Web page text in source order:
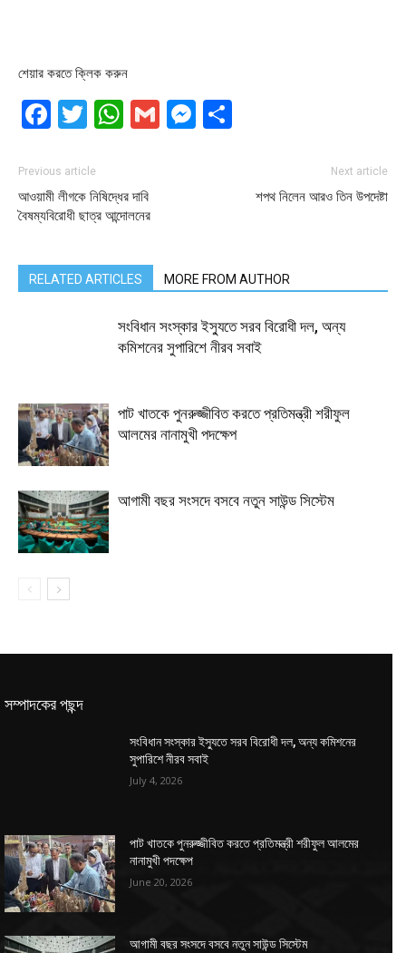
শেয়ার করতে ক্লিক করুন
Facebook
Twitter
WhatsApp
GmailMessenger
Previous article
আওয়ামী লীগকে নিষিদ্ধের দাবি
বৈষম্যবিরোধী ছাত্র আন্দোলনের
Next article
শপথ নিলেন আরও তিন উপদেষ্টা
RELATED ARTICLES MORE FROM AUTHOR
সংবিধান সংস্কার ইস্যুতে সরব বিরোধী দল, অন্য
কমিশনের সুপারিশে নীরব সবাই
পাট খাতকে পুনরুজ্জীবিত করতে প্রতিমন্ত্রী শরীফুল
আলমের নানামুখী পদক্ষেপ
আগামী বছর সংসদে বসবে নতুন সাউন্ড সিস্টেম
সম্পাদকের পছন্দ
সংবিধান সংস্কার ইস্যুতে সরব বিরোধী দল, অন্য কমিশনের
সুপারিশে নীরব সবাই
July 4, 2026
পাট খাতকে পুনরুজ্জীবিত করতে প্রতিমন্ত্রী শরীফুল আলমের
নানামুখী পদক্ষেপ
June 20, 2026
আগামী বছর সংসদে বসবে নতুন সাউন্ড সিস্টেম